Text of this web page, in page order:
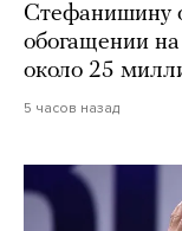
Стефанишину
обогащении
около 25
5 часов назад